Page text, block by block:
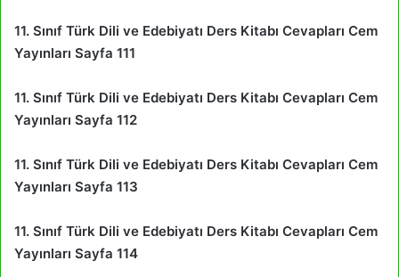
11. Sınıf Türk Dili ve Edebiyatı Ders Kitabı Cevapları Cem
Yayınları Sayfa 111
11. Sınıf Türk Dili ve Edebiyatı Ders Kitabı Cevapları Cem
Yayınları Sayfa 112
11. Sınıf Türk Dili ve Edebiyatı Ders Kitabı Cevapları Cem
Yayınları Sayfa 113
11. Sınıf Türk Dili ve Edebiyatı Ders Kitabı Cevapları Cem
Yayınları Sayfa 114